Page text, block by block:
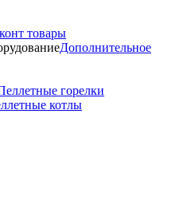
товары
Дополнительное
горелки
котлы